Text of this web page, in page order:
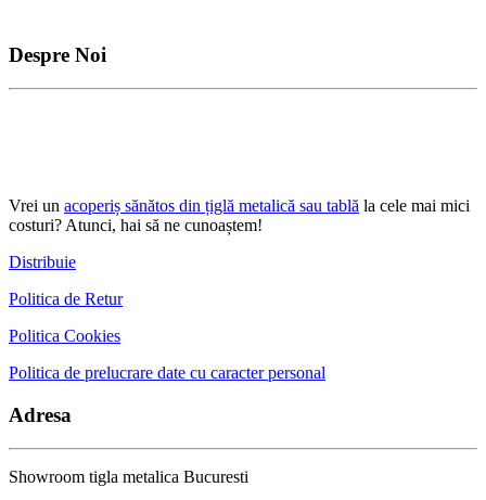
Despre Noi
Vrei un acoperiș sănătos din țiglă metalică sau tablă la cele mai mici
costuri? Atunci, hai să ne cunoaștem!
Distribuie
Politica de Retur
Politica Cookies
Politica de prelucrare date cu caracter personal
Adresa
Showroom tigla metalica Bucuresti